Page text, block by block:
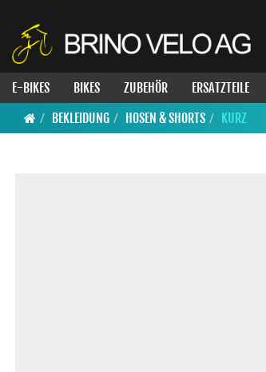
E-BIKES BIKES ZUBEHÖR ERSATZTEILE
BEKLEIDUNG
HOSEN & SHORTS KURZ